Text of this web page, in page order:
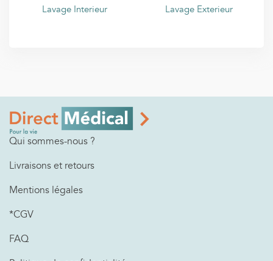
Lavage Interieur Lavage Exterieur
Qui sommes-nous ?
Livraisons et retours
Mentions légales
*CGV
FAQ